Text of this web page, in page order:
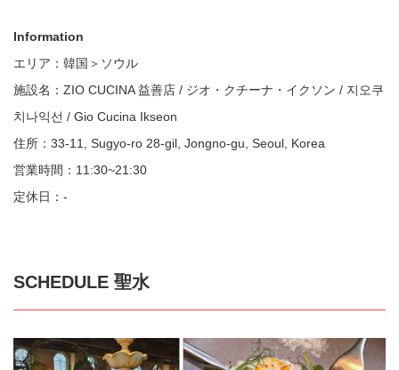
Information
エリア：韓国＞ソウル
施設名：ZIO CUCINA 益善店 / ジオ・クチーナ・イクソン / 지오쿠
치나익선 / Gio Cucina Ikseon
住所：33-11, Sugyo-ro 28-gil, Jongno-gu, Seoul, Korea
営業時間：11:30~21:30
定休日：-
SCHEDULE 聖水